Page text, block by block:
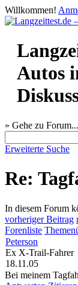
Willkommen!
Autos
» Gehe zu Forum...
Erweiterte Suche
Re:
In diesem Forum
vorheriger Beitrag
Forenliste
Peterson
Ex X-Trail-Fahrer
18.11.05
Bei meinem